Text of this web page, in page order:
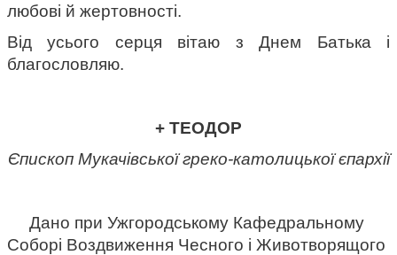
любові й жертовності.
Від усього серця вітаю з Днем Батька і
благословляю.
+ ТЕОДОР
Єпископ Мукачівської греко-католицької єпархії
Дано при Ужгородському Кафедральному
Соборі Воздвиження Чесного і Животворящого